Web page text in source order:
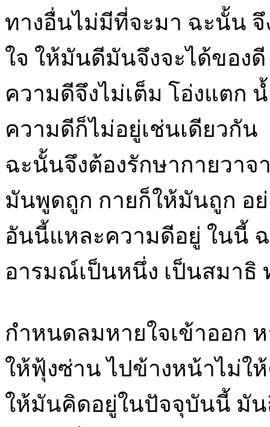
ทางอื่นไม่มีที่จะมา ฉะนั้น
ใจ ให้มันดีมันจึงจะได้ของ
ความดีจึงไม่เต็ม โอ่งแตก
ความดีก็ไม่อยู่เช่นเดียวกัน
ฉะนั้นจึงต้องรักษากายวา
มันพูดถูก กายก็ให้มันถูก อ
อันนี้แหละความดีอยู่ ในนี้
อารมณ์เป็นหนึ่ง เป็นสมาธิ
กำหนดลมหายใจเข้าออก
ให้ฟุ้งซ่าน ไปข้างหน้าไม่ใ
ให้มันคิดอยู่ในปัจจุบันนี้ มัน